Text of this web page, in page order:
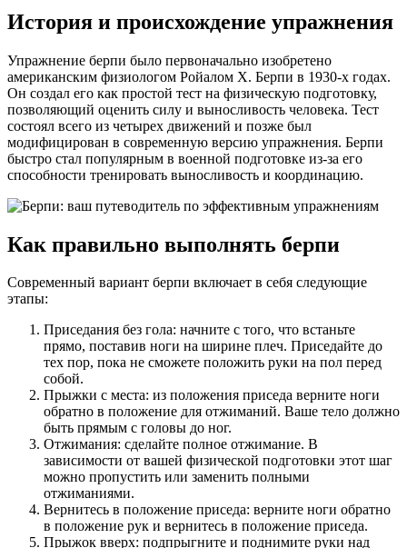
История и происхождение упражнения
Упражнение берпи было первоначально изобретено
американским физиологом Ройалом Х. Берпи в 1930-х годах.
Он создал его как простой тест на физическую подготовку,
позволяющий оценить силу и выносливость человека. Тест
состоял всего из четырех движений и позже был
модифицирован в современную версию упражнения. Берпи
быстро стал популярным в военной подготовке из-за его
способности тренировать выносливость и координацию.
Как правильно выполнять берпи
Современный вариант берпи включает в себя следующие
этапы:
Приседания без гола: начните с того, что встаньте
прямо, поставив ноги на ширине плеч. Приседайте до
тех пор, пока не сможете положить руки на пол перед
собой.
Прыжки с места: из положения приседа верните ноги
обратно в положение для отжиманий. Ваше тело должно
быть прямым с головы до ног.
Отжимания: сделайте полное отжимание. В
зависимости от вашей физической подготовки этот шаг
можно пропустить или заменить полными
отжиманиями.
Вернитесь в положение приседа: верните ноги обратно
в положение рук и вернитесь в положение приседа.
Прыжок вверх: подпрыгните и поднимите руки над